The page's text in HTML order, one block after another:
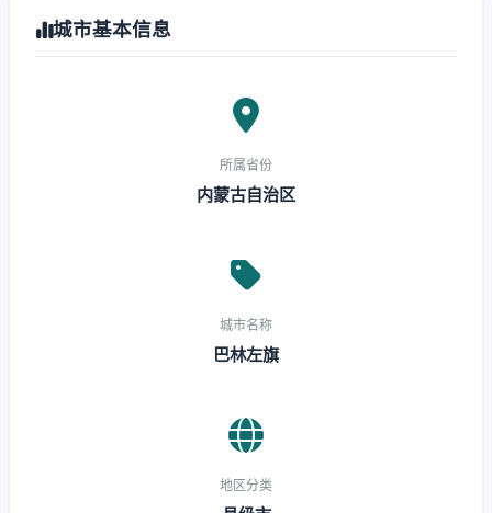
城市基本信息
所属省份
内蒙古自治区
城市名称
巴林左旗
地区分类